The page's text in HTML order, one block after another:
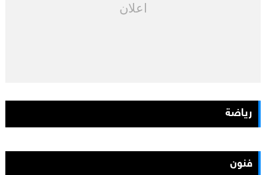
اعلان
رياضة
فنون